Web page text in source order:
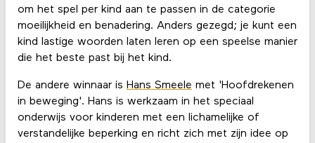
om het spel per kind aan te passen in de categorie
moeilijkheid en benadering. Anders gezegd; je kunt een
kind lastige woorden laten leren op een speelse manier
die het beste past bij het kind.
De andere winnaar is Hans Smeele met 'Hoofdrekenen
in beweging'. Hans is werkzaam in het speciaal
onderwijs voor kinderen met een lichamelijke of
verstandelijke beperking en richt zich met zijn idee op